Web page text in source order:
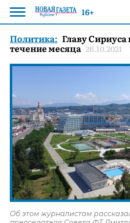
Политика: Главу Сириуса
течение месяца 26.10.2021
Об этом журналистам
16+